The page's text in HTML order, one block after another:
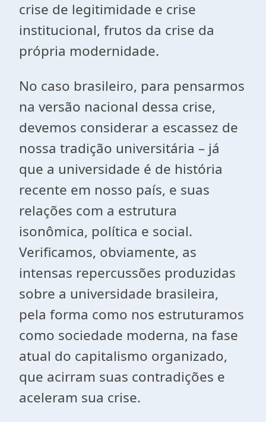
crise de legitimidade e crise
institucional, frutos da crise da
própria modernidade.
No caso brasileiro, para pensarmos
na versão nacional dessa crise,
devemos considerar a escassez de
nossa tradição universitária – já
que a universidade é de história
recente em nosso país, e suas
relações com a estrutura
isonômica, política e social.
Verificamos, obviamente, as
intensas repercussões produzidas
sobre a universidade brasileira,
pela forma como nos estruturamos
como sociedade moderna, na fase
atual do capitalismo organizado,
que acirram suas contradições e
aceleram sua crise.